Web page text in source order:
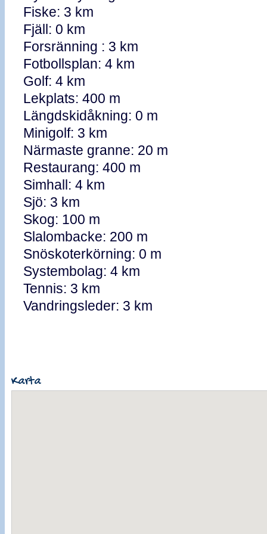
Fiske: 3 km
Fjäll: 0 km
Forsränning : 3 km
Fotbollsplan: 4 km
Golf: 4 km
Lekplats: 400 m
Längdskidåkning: 0 m
Minigolf: 3 km
Närmaste granne: 20 m
Restaurang: 400 m
Simhall: 4 km
Sjö: 3 km
Skog: 100 m
Slalombacke: 200 m
Snöskoterkörning: 0 m
Systembolag: 4 km
Tennis: 3 km
Vandringsleder: 3 km
Karta